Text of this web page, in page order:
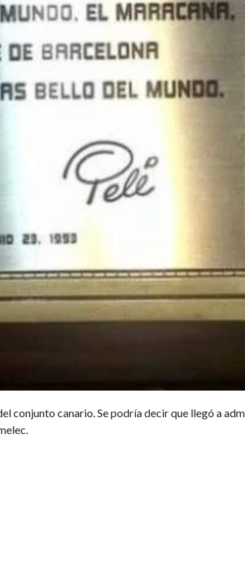
conjunto canario. Se podría decir que llegó a